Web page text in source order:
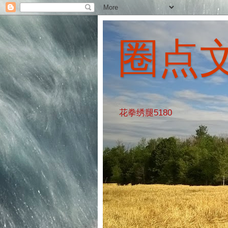
圈点
花拳绣腿5180